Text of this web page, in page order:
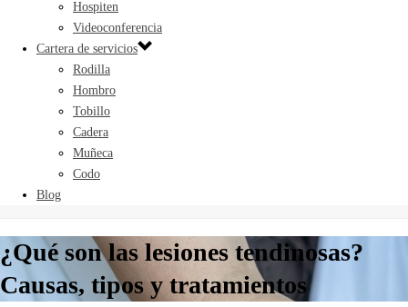
Hospiten
Videoconferencia
Cartera de servicios
Rodilla
Hombro
Tobillo
Cadera
Muñeca
Codo
Blog
¿Qué son las lesiones tendinosas?
Causas, tipos y tratamientos